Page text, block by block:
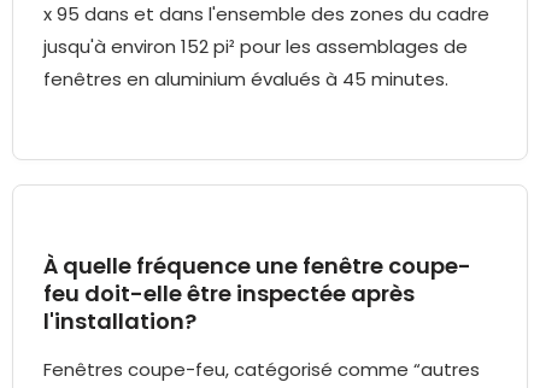
x 95 dans et dans l'ensemble des zones du cadre
jusqu'à environ 152 pi² pour les assemblages de
fenêtres en aluminium évalués à 45 minutes.
À quelle fréquence une fenêtre coupe-
feu doit-elle être inspectée après
l'installation?
Fenêtres coupe-feu, catégorisé comme “autres